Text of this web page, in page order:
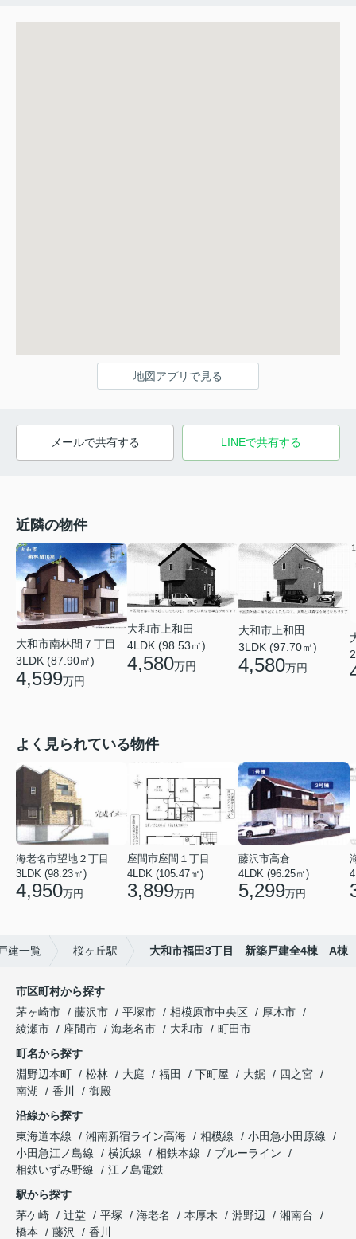
地図アプリで見る
メールで共有する LINEで共有する
近隣の物件
大和市南林間７丁目
3LDK (87.90㎡)
4,599万円
大和市上和田
4LDK (98.53㎡)
4,580万円
大和市上和田
3LDK (97.70㎡)
4,580万円
よく見られている物件
海老名市望地２丁目
3LDK (98.23㎡)
4,950万円
座間市座間１丁目
4LDK (105.47㎡)
3,899万円
藤沢市高倉
4LDK (96.25㎡)
5,299万円
建一覧 桜ヶ丘駅 大和市福田3丁目 新築戸建全4棟 A棟
市区町村から探す
茅ヶ崎市
藤沢市 平塚市 相模原市中央区
厚木市
綾瀬市
座間市 海老名市 大和市
町田市
町名から探す
淵野辺本町
松林 大庭 福田 下町屋 大鋸
四之宮
南湖
香川
御殿
沿線から探す
東海道本線
湘南新宿ライン高海 相模線
小田急小田原線
小田急江ノ島線
横浜線 相鉄本線
ブルーライン
相鉄いずみ野線
江ノ島電鉄
駅から探す
茅ケ崎
辻堂 平塚 海老名 本厚木 淵野辺
湘南台
橋本
藤沢 香川